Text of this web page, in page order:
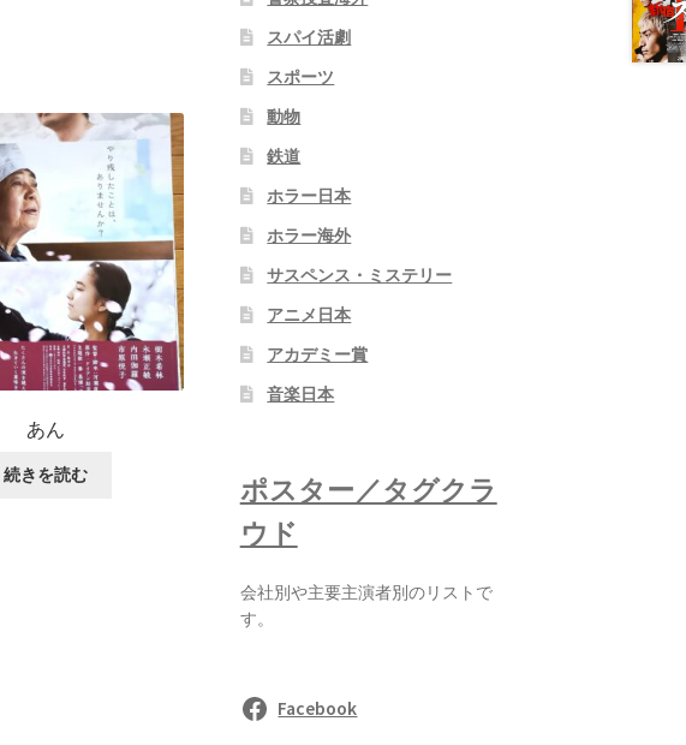
あん
続きを読む
スパイ活劇
スポーツ
動物
鉄道
ホラー日本
ホラー海外
サスペンス・ミステリー
アニメ日本
アカデミー賞
音楽日本
ポスター／タグクラ
ウド
会社別や主要主演者別のリストで
す。
Facebook